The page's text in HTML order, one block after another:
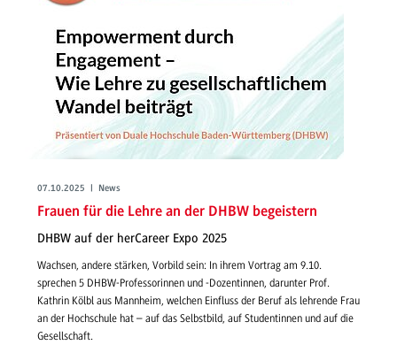
07.10.2025 | News
Frauen für die Lehre an der DHBW begeistern
DHBW auf der herCareer Expo 2025
Wachsen, andere stärken, Vorbild sein: In ihrem Vortrag am 9.10.
sprechen 5 DHBW-Professorinnen und -Dozentinnen, darunter Prof.
Kathrin Kölbl aus Mannheim, welchen Einfluss der Beruf als lehrende Frau
an der Hochschule hat – auf das Selbstbild, auf Studentinnen und auf die
Gesellschaft.